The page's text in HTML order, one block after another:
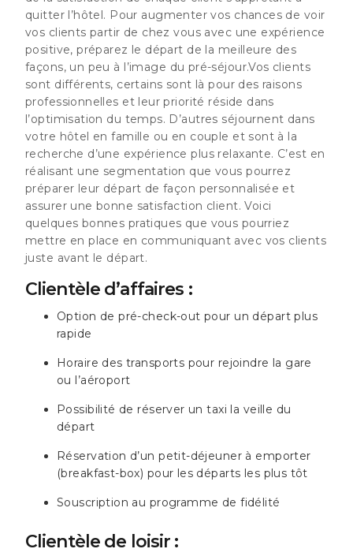
quitter l’hôtel. Pour augmenter vos chances de voir
vos clients partir de chez vous avec une expérience
positive, préparez le départ de la meilleure des
façons, un peu à l’image du pré-séjour.Vos clients
sont différents, certains sont là pour des raisons
professionnelles et leur priorité réside dans
l’optimisation du temps. D’autres séjournent dans
votre hôtel en famille ou en couple et sont à la
recherche d’une expérience plus relaxante. C’est en
réalisant une segmentation que vous pourrez
préparer leur départ de façon personnalisée et
assurer une bonne satisfaction client. Voici
quelques bonnes pratiques que vous pourriez
mettre en place en communiquant avec vos clients
juste avant le départ.
Clientèle d’affaires :
Option de pré-check-out pour un départ plus
rapide
Horaire des transports pour rejoindre la gare
ou l’aéroport
Possibilité de réserver un taxi la veille du
départ
Réservation d’un petit-déjeuner à emporter
(breakfast-box) pour les départs les plus tôt
Souscription au programme de fidélité
Clientèle de loisir :